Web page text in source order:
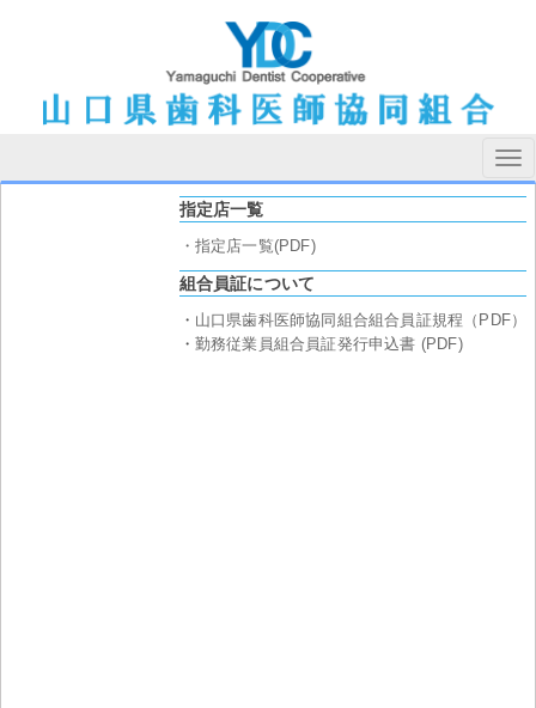
指定店一覧
・指定店一覧(PDF)
組合員証について
・ 山口県歯科医師協同組合組合員証規程（PDF）
・ 勤務従業員組合員証発行申込書 (PDF)